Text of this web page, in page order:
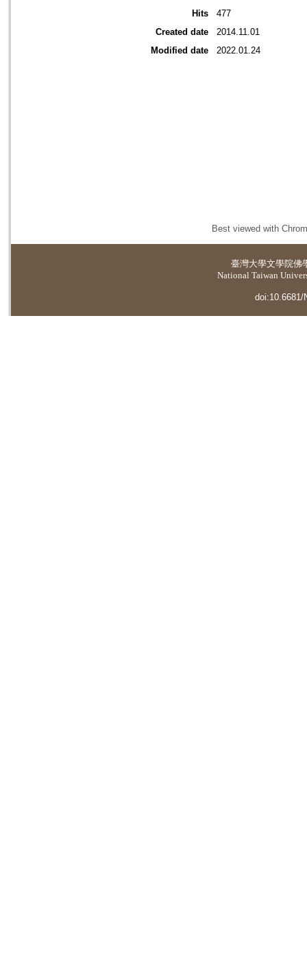
Hits
477
Created date
2014.11.01
Modified date
2022.01.24
Best viewed with
臺灣大學文學院佛
National Taiwan
doi:10.6681/